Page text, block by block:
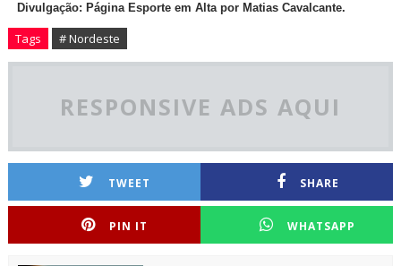
Divulgação: Página Esporte em Alta por Matias Cavalcante.
Tags # Nordeste
RESPONSIVE ADS AQUI
TWEET SHARE
PIN IT WHATSAPP